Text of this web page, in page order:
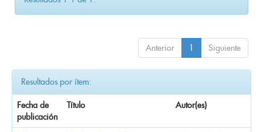
Anterior 1 Siguiente
Resultados por ítem:
Fecha de
publicación
Título Autor(es)